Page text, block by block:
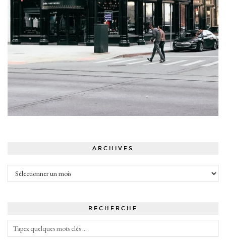
ARCHIVES
Archives
RECHERCHE